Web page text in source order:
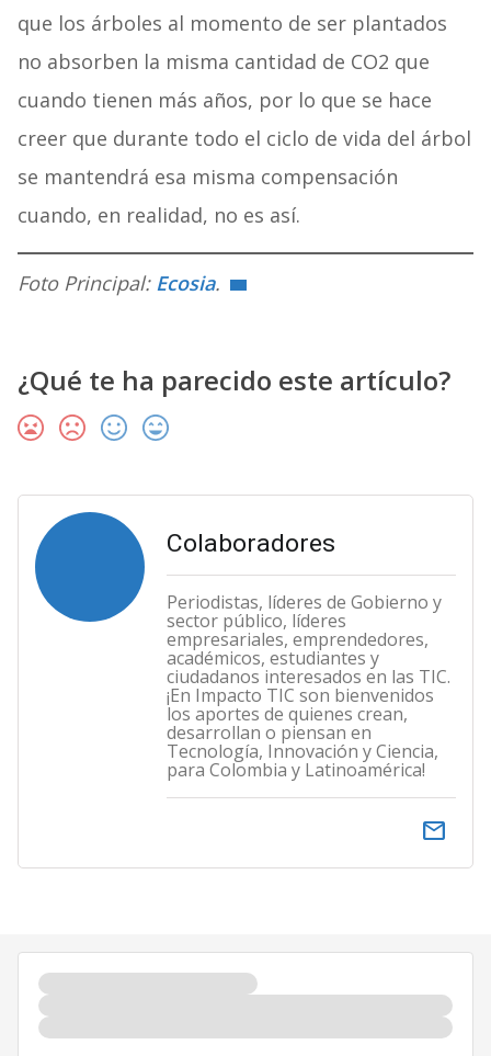
que los árboles al momento de ser plantados
no absorben la misma cantidad de CO2 que
cuando tienen más años, por lo que se hace
creer que durante todo el ciclo de vida del árbol
se mantendrá esa misma compensación
cuando, en realidad, no es así.
Foto Principal: Ecosia.
¿Qué te ha parecido este artículo?
Colaboradores
Periodistas, líderes de Gobierno y
sector público, líderes
empresariales, emprendedores,
académicos, estudiantes y
ciudadanos interesados en las TIC.
¡En Impacto TIC son bienvenidos
los aportes de quienes crean,
desarrollan o piensan en
Tecnología, Innovación y Ciencia,
para Colombia y Latinoamérica!
email